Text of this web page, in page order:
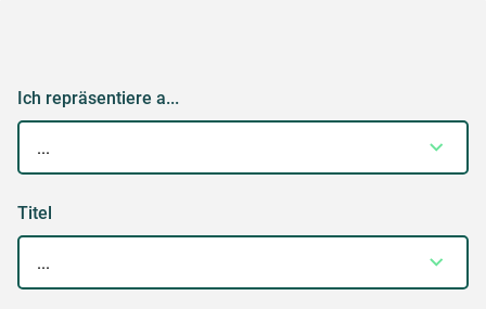
Ich repräsentiere a...
Titel